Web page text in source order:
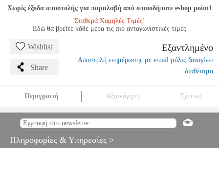
Χωρίς έξοδα αποστολής για παραλαβή από οποιοδήποτε eshop point!
Σταθερά Χαμηλές Τιμές!
Εδώ θα βρείτε κάθε μέρα τις πιο ανταγωνιστικές τιμές
Wishlist
Share
Εξαντλημένο
Αποστολή ενημέρωσης με email μόλις ξαναγίνει
διαθέσιμο
Περιγραφή Αξιολόγηση Σχετικά
MSC.003686 MSC.003686
ΑΞΕΣΟΥΑΡ
DONNY (6 ΤΕΜΑΧΙΑ)
Πληροφορίες & Υπηρεσίες >